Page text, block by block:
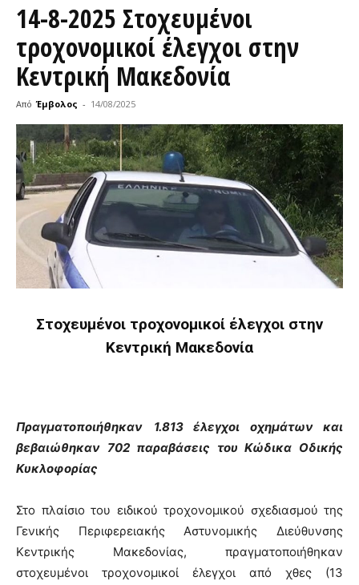
14-8-2025 Στοχευμένοι
τροχονομικοί έλεγχοι στην
Κεντρική Μακεδονία
Από Έμβολος - 14/08/2025
Στοχευμένοι τροχονομικοί έλεγχοι στην
Κεντρική Μακεδονία
Πραγματοποιήθηκαν 1.813 έλεγχοι οχημάτωνκαι
βεβαιώθηκαν 702 παραβάσεις του Κώδικα Οδικής
Κυκλοφορίας
Στο πλαίσιο του ειδικού τροχονομικού σχεδιασμού της
Γενικής Περιφερειακής Αστυνομικής Διεύθυνσης
Κεντρικής Μακεδονίας, πραγματοποιήθηκαν
στοχευμένοι τροχονομικοί έλεγχοι από χθες (13